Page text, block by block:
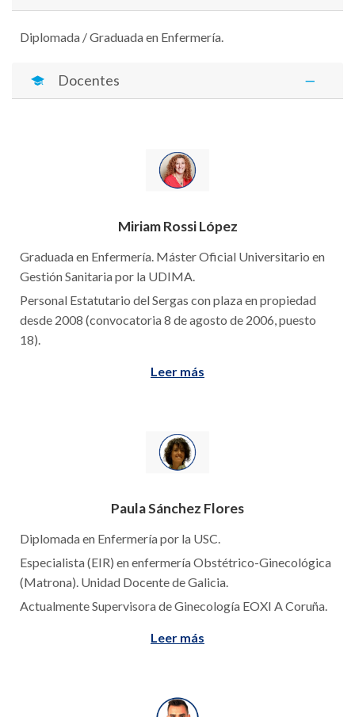
Diplomada / Graduada en Enfermería.
Docentes
Miriam Rossi López
Graduada en Enfermería. Máster Oficial Universitario en
Gestión Sanitaria por la UDIMA.
Personal Estatutario del Sergas con plaza en propiedad
desde 2008 (convocatoria 8 de agosto de 2006, puesto
18).
Leer más
Paula Sánchez Flores
Diplomada en Enfermería por la USC.
Especialista (EIR) en enfermería Obstétrico-Ginecológica
(Matrona). Unidad Docente de Galicia.
Actualmente Supervisora de Ginecología EOXI A Coruña.
Leer más